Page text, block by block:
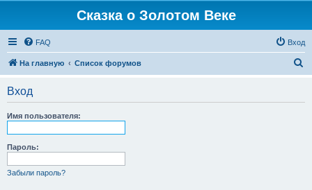
Сказка о Золотом Веке
FAQ Вход
На главную Список форумов
Вход
Имя пользователя:
Пароль:
Забыли пароль?